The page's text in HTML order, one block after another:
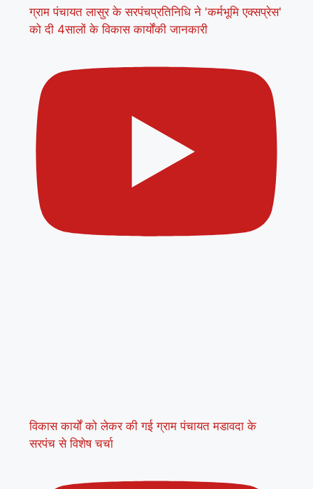
ग्राम पंचायत लासुर के सरपंचप्रतिनिधि ने 'कर्मभूमि एक्सप्रेस'
को दी 4सालों के विकास कार्योंकी जानकारी
विकास कार्यों को लेकर की गई ग्राम पंचायत मडावदा के
सरपंच से विशेष चर्चा